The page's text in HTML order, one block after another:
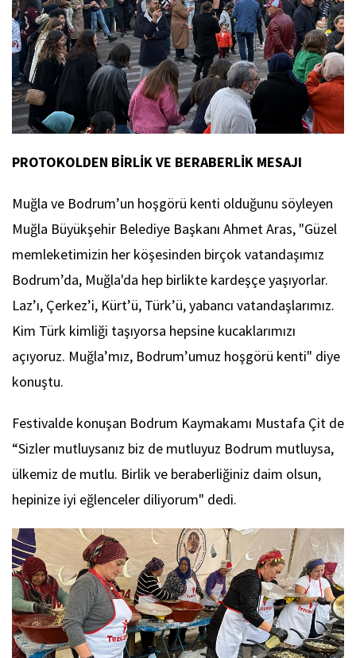
PROTOKOLDEN BİRLİK VE BERABERLİK MESAJI
Muğla ve Bodrum’un hoşgörü kenti olduğunu söyleyen
Muğla Büyükşehir Belediye Başkanı Ahmet Aras, "Güzel
memleketimizin her köşesinden birçok vatandaşımız
Bodrum’da, Muğla'da hep birlikte kardeşçe yaşıyorlar.
Laz’ı, Çerkez’i, Kürt’ü, Türk’ü, yabancı vatandaşlarımız.
Kim Türk kimliği taşıyorsa hepsine kucaklarımızı
açıyoruz. Muğla’mız, Bodrum’umuz hoşgörü kenti" diye
konuştu.
Festivalde konuşan Bodrum Kaymakamı Mustafa Çit de
“Sizler mutluysanız biz de mutluyuz Bodrum mutluysa,
ülkemiz de mutlu. Birlik ve beraberliğiniz daim olsun,
hepinize iyi eğlenceler diliyorum" dedi.